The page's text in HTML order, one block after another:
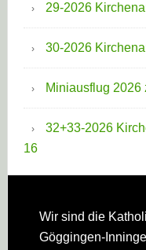
29-2026
30-2026
Miniausflug 2026
32+33-2026
16
Footer
Wir sind die
Göggingen-